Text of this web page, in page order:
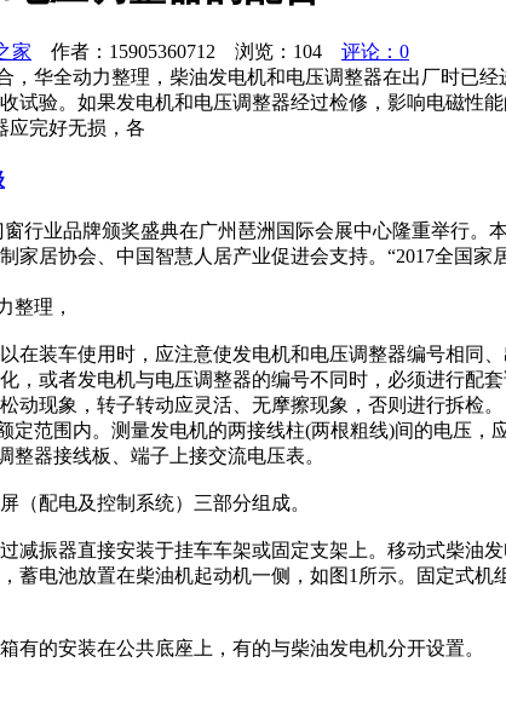
家 作者：15905360712 浏览： 104
评论：0
，华全动力整理，柴油发电机和电压调整器在出厂时已
试验。如果发电机和电压调整器经过检修，影响电磁性
应完好无损，各
行业品牌颁奖盛典在广州琶洲国际会展中心隆重举行。
居协会、中国智慧人居产业促进会支持。“2017全国
整理，
在装车使用时，应注意使发电机和电压调整器编号相同
，或者发电机与电压调整器的编号不同时，必须进行配
动现象，转子转动应灵活、无摩擦现象，否则进行拆检。
范围内。测量发电机的两接线柱(两根粗线)间的电压，
器接线板、端子上接交流电压表。
（配电及控制系统）三部分组成。
减振器直接安装于挂车车架或固定支架上。移动式柴油
蓄电池放置在柴油机起动机一侧，如图1所示。固定式
的安装在公共底座上，有的与柴油发电机分开设置。